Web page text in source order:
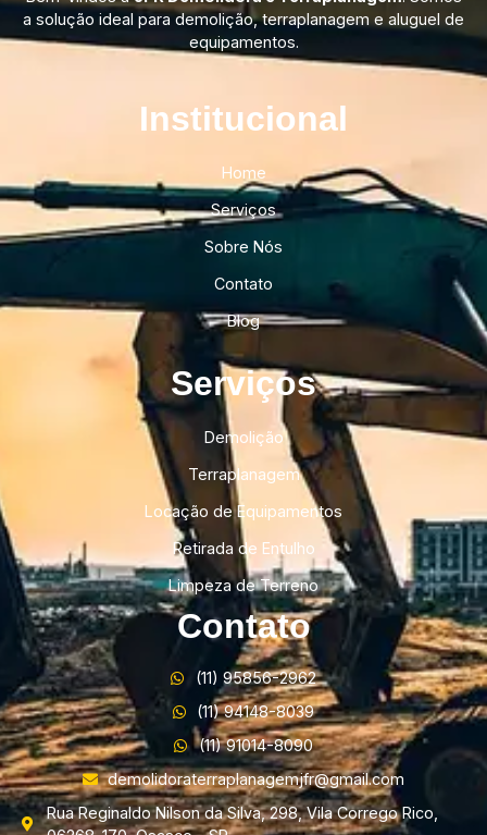
a solução ideal para demolição, terraplanagem e aluguel de
equipamentos.
Institucional​
Home
Serviços
Sobre Nós
Contato
Blog
Serviços
Demolição
Terraplanagem
Locação de Equipamentos
Retirada de Entulho
Limpeza de Terreno
Contato
(11) 95856-2962
(11) 94148-8039
(11) 91014-8090
demolidoraterraplanagemjfr@gmail.com
Rua Reginaldo Nilson da Silva, 298, Vila Corrego Rico,